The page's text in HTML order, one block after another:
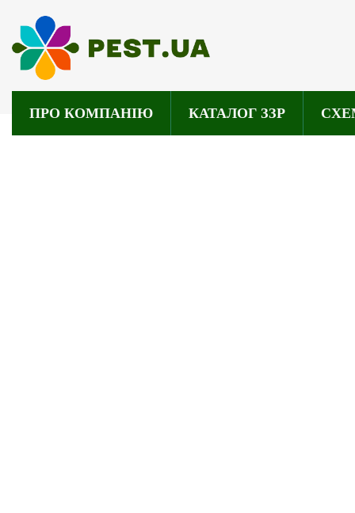
ПРО КОМПАНІЮ КАТАЛОГ ЗЗР